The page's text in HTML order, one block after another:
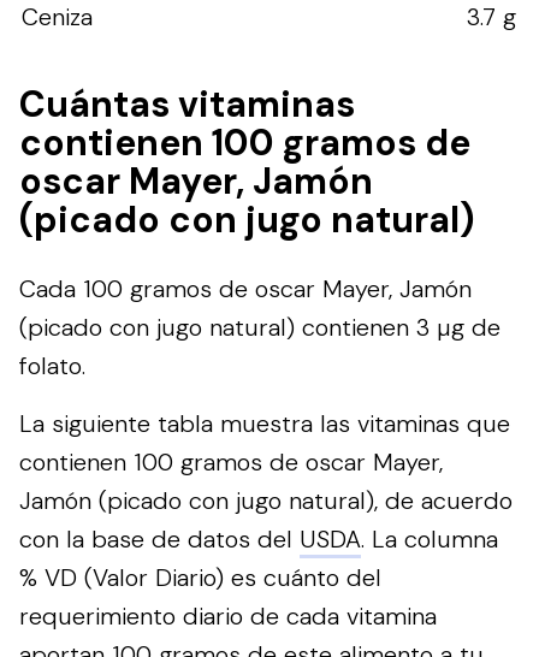
Ceniza
3.7 g
Cuántas vitaminas
contienen 100 gramos de
oscar Mayer, Jamón
(picado con jugo natural)
Cada 100 gramos de oscar Mayer, Jamón
(picado con jugo natural) contienen 3 µg de
folato.
La siguiente tabla muestra las vitaminas que
contienen 100 gramos de oscar Mayer,
Jamón (picado con jugo natural), de acuerdo
con la base de datos del USDA. La columna
% VD (Valor Diario) es cuánto del
requerimiento diario de cada vitamina